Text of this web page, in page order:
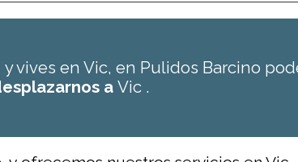
y vives en Vic, en Pulidos Barcino
aVic .